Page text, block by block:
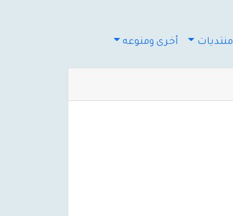
منتديات أخرى ومنوعه